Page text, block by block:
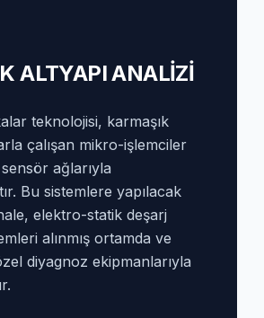
ALTYAPI ANALIZI
teknolojisi, karmaşık
çalışan mikro-işlemciler
ağlarıyla
Bu sistemlere yapılacak
elektro-statik deşarj
alınmış ortamda ve
diyagnoz ekipmanlarıyla